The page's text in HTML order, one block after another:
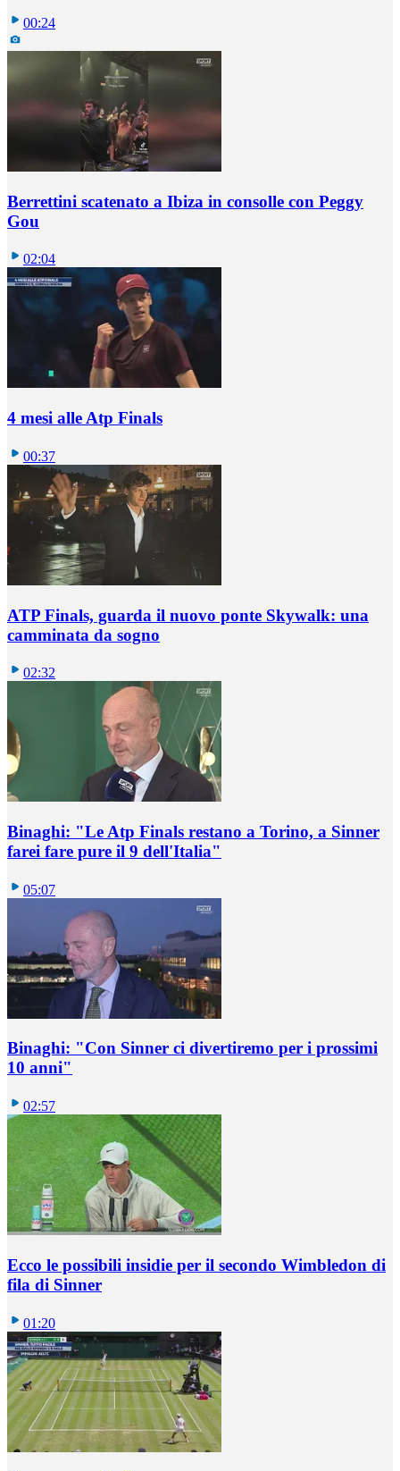
00:24
Berrettini scatenato a Ibiza in consolle con Peggy
Gou
02:04
4 mesi alle Atp Finals
00:37
ATP Finals, guarda il nuovo ponte Skywalk: una
camminata da sogno
02:32
Binaghi: "Le Atp Finals restano a Torino, a Sinner
farei fare pure il 9 dell'Italia"
05:07
Binaghi: "Con Sinner ci divertiremo per i prossimi
10 anni"
02:57
Ecco le possibili insidie per il secondo Wimbledon di
fila di Sinner
01:20